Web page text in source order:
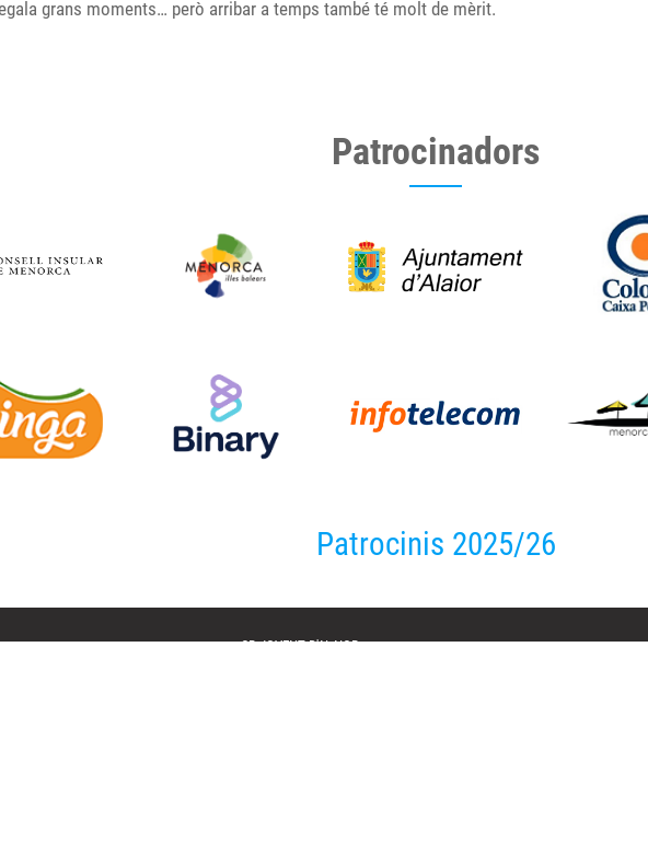
grans moments… però arribar a temps també té molt de mèrit.
Patrocinadors
Patrocinis 2025/26
CB JOVENT D'ALAIOR